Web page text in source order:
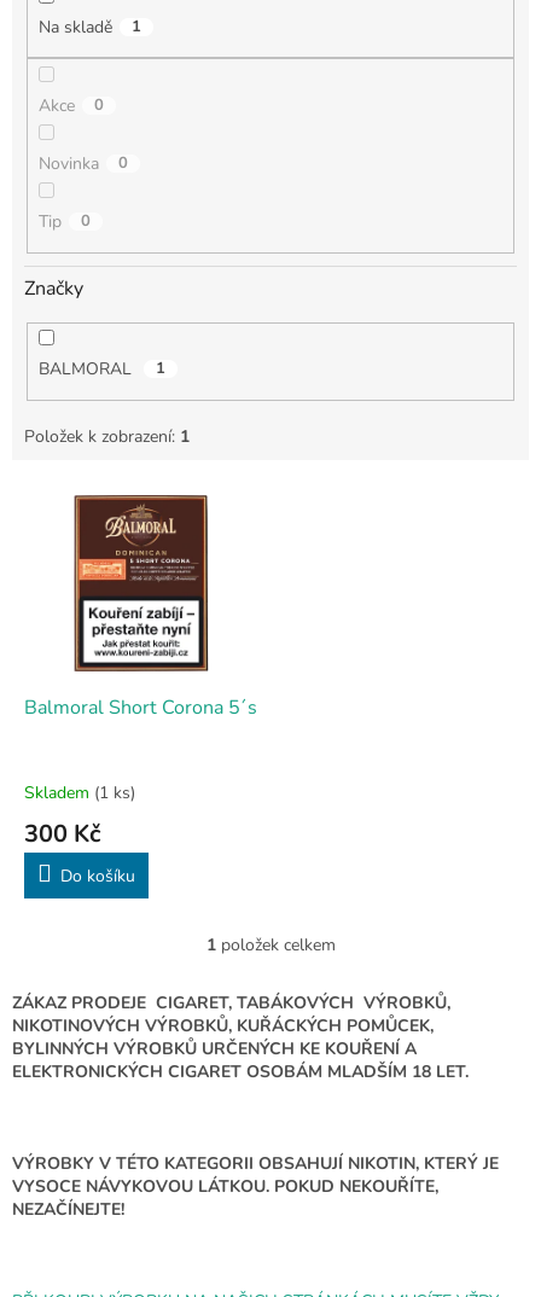
Na skladě 1
Akce 0
Novinka 0
Tip 0
Značky
BALMORAL 1
Položek k zobrazení: 1
Balmoral Short Corona 5´s
Skladem (1 ks)
300 Kč
Do košíku
O
l
á
d
a
r
v
1položek celkem
ZÁKAZ PRODEJE CIGARET, TABÁKOVÝCH VÝROBKŮ,
NIKOTINOVÝCH VÝROBKŮ, KUŘÁCKÝCH POMŮCEK,
BYLINNÝCH VÝROBKŮ URČENÝCH KE KOUŘENÍ A
ELEKTRONICKÝCH CIGARET OSOBÁM MLADŠÍM 18 LET.
VÝROBKY V TÉTO KATEGORII OBSAHUJÍ NIKOTIN, KTERÝ JE
VYSOCE NÁVYKOVOU LÁTKOU. POKUD NEKOUŘÍTE,
NEZAČÍNEJTE!